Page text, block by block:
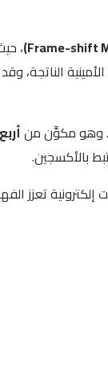
،
الناتجة، وقد
وهو مكوَّن منأربع
بالأكسجين.
إلكترونية تعزز